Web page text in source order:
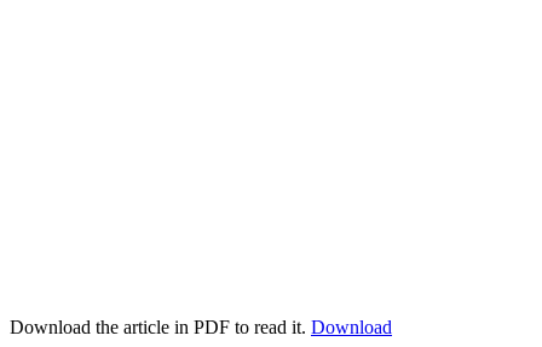
Download the article in PDF to read it. Download